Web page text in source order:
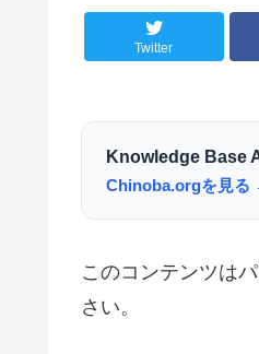
Twitter
Knowledge Base
Chinoba.orgを見る
このコンテンツは
さい。